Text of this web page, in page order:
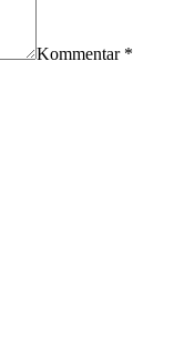
Kommentar *